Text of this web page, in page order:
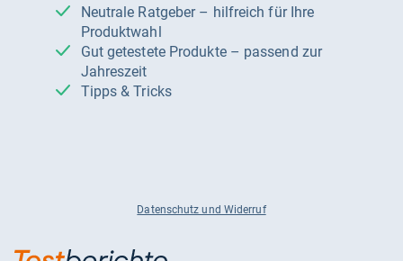
Neutrale Ratgeber – hilfreich für Ihre
Produktwahl
Gut getestete Produkte – passend zur
Jahreszeit
Tipps & Tricks
Datenschutz und Widerruf